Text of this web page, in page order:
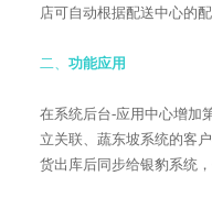
店可自动根据配送中心的
二、 功能应用
在系统后台-应用中心增加
立关联、蔬东坡系统的客
货出库后同步给银豹系统